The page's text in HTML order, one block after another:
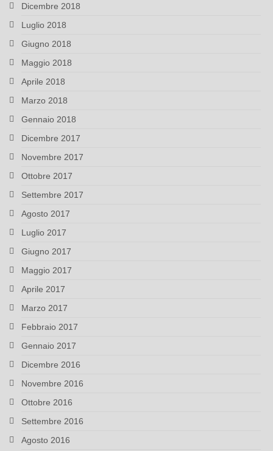
Dicembre 2018
Luglio 2018
Giugno 2018
Maggio 2018
Aprile 2018
Marzo 2018
Gennaio 2018
Dicembre 2017
Novembre 2017
Ottobre 2017
Settembre 2017
Agosto 2017
Luglio 2017
Giugno 2017
Maggio 2017
Aprile 2017
Marzo 2017
Febbraio 2017
Gennaio 2017
Dicembre 2016
Novembre 2016
Ottobre 2016
Settembre 2016
Agosto 2016